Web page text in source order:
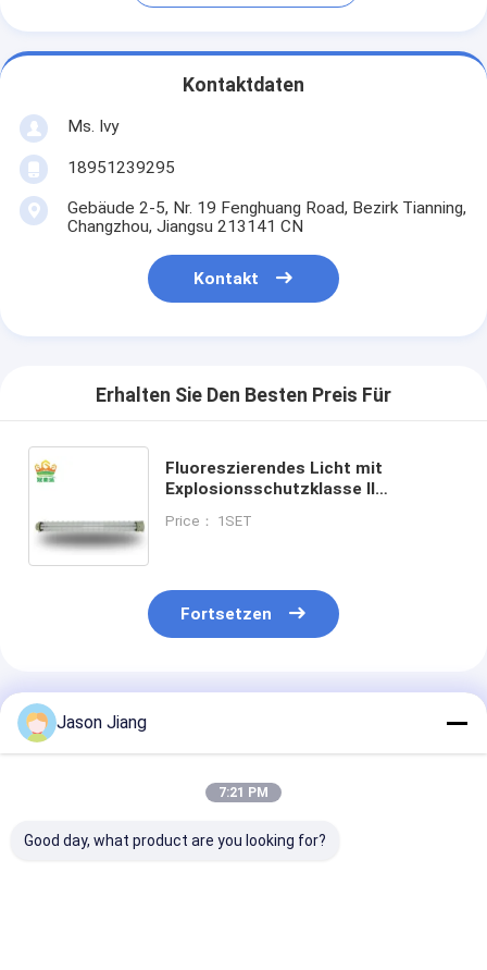
Kontaktdaten
Ms. Ivy
18951239295
Gebäude 2-5, Nr. 19 Fenghuang Road, Bezirk Tianning,
Changzhou, Jiangsu 213141 CN
Kontakt
Erhalten Sie Den Besten Preis Für
Fluoreszierendes Licht mit
Explosionsschutzklasse II
Price： 1SET
Fortsetzen
Empfohlene Produkte
Jason Jiang
7:21 PM
Good day, what product are you looking for?